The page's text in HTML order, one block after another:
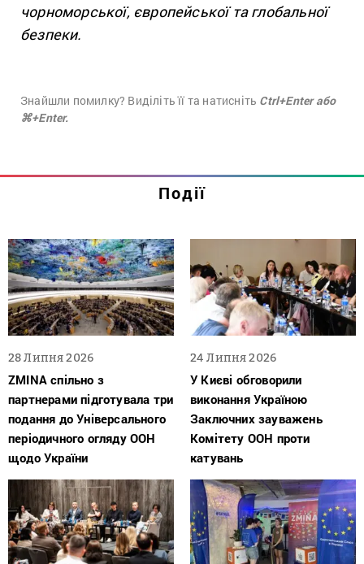
чорноморської, європейської та глобальної
безпеки.
Знайшли помилку? Виділіть її та натисніть Ctrl+Enter або
⌘+Enter.
Події
28 Липня 2026
ZMINA спільно з
партнерами підготувала три
подання до Універсального
періодичного огляду ООН
щодо України
24 Липня 2026
У Києві обговорили
виконання Україною
Заключних зауважень
Комітету ООН проти
катувань